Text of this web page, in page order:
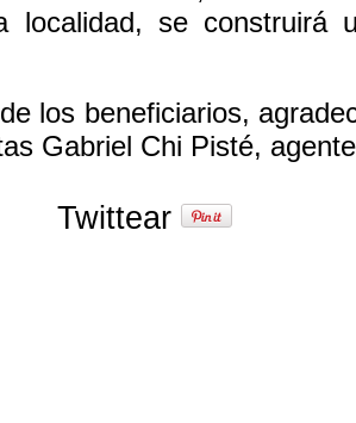
localidad, se construirá
los beneficiarios,
Gabriel Chi Pisté,
Twittear